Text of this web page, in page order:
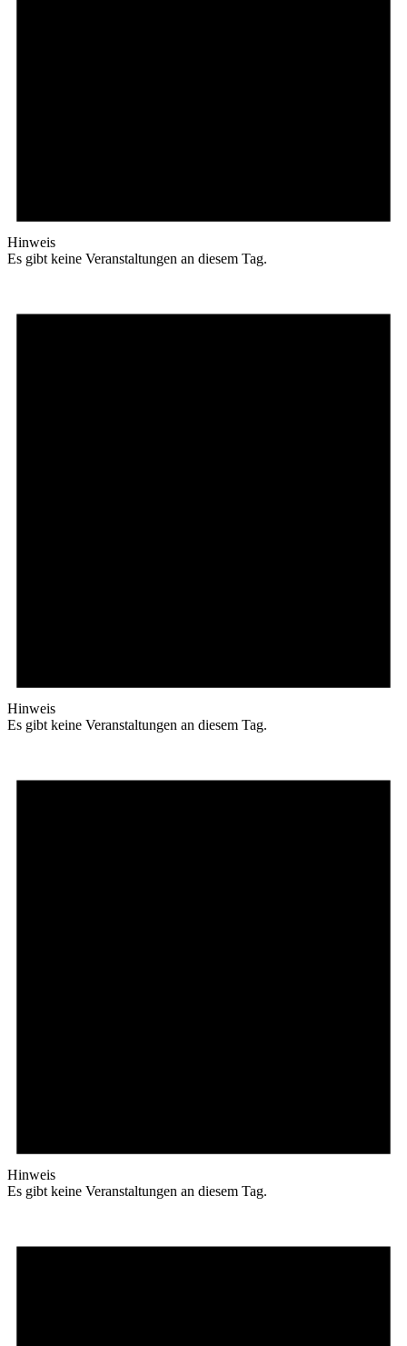
Hinweis
Es gibt keine Veranstaltungen an diesem Tag.
Hinweis
Es gibt keine Veranstaltungen an diesem Tag.
Hinweis
Es gibt keine Veranstaltungen an diesem Tag.